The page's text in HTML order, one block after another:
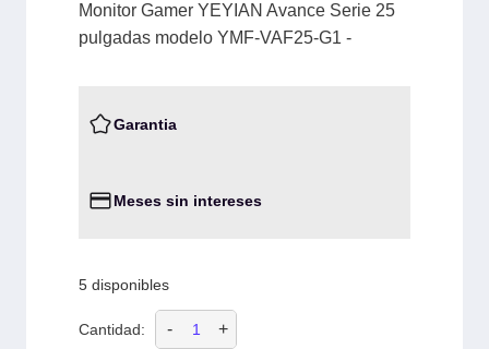
Monitor Gamer YEYIAN Avance Serie 25
pulgadas modelo YMF-VAF25-G1 -
Garantia
Meses sin intereses
5 disponibles
Cantidad: - +